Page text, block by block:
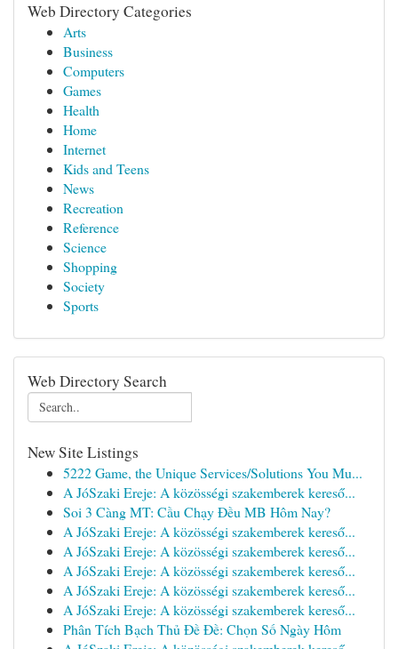
Web Directory Categories
Arts
Business
Computers
Games
Health
Home
Internet
Kids and Teens
News
Recreation
Reference
Science
Shopping
Society
Sports
Web Directory Search
New Site Listings
5222 Game, the Unique Services/Solutions You Mu...
A JóSzaki Ereje: A közösségi szakemberek kereső...
Soi 3 Càng MT: Cầu Chạy Đều MB Hôm Nay?
A JóSzaki Ereje: A közösségi szakemberek kereső...
A JóSzaki Ereje: A közösségi szakemberek kereső...
A JóSzaki Ereje: A közösségi szakemberek kereső...
A JóSzaki Ereje: A közösségi szakemberek kereső...
A JóSzaki Ereje: A közösségi szakemberek kereső...
Phân Tích Bạch Thủ Đề Đề: Chọn Số Ngày Hôm